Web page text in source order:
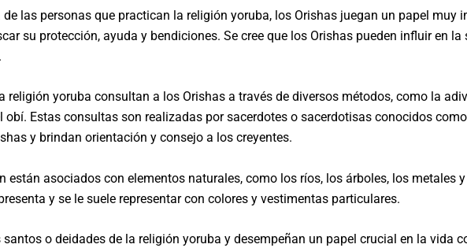
las personas que practican la religión yoruba, los Orishas juegan un papel muy
su protección, ayuda y bendiciones. Se cree que los Orishas pueden influir en
religión yoruba consultan a los Orishas a través de diversos métodos, como la
obí. Estas consultas son realizadas por sacerdotes o sacerdotisas conocidos
y brindan orientación y consejo a los creyentes.
están asociados con elementos naturales, como los ríos, los árboles, los metales
y se le suele representar con colores y vestimentas particulares.
o deidades de la religión yoruba y desempeñan un papel crucial en la vida